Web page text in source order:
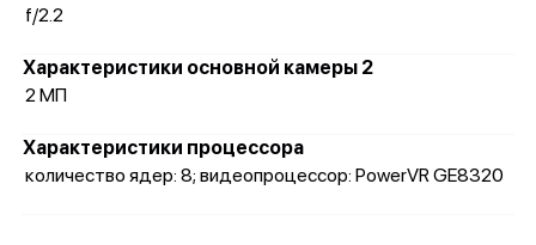
f/2.2
Характеристики основной камеры 2
2 МП
Характеристики процессора
количество ядер: 8; видеопроцессор: PowerVR GE8320